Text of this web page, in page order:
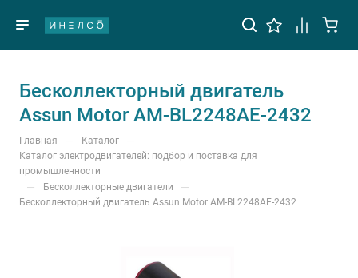
Бесколлекторный двигатель
Assun Motor AM-BL2248AE-2432
Главная — Каталог —
Каталог электродвигателей: подбор и поставка для
промышленности
— Бесколлекторные двигатели —
Бесколлекторный двигатель Assun Motor AM-BL2248AE-2432